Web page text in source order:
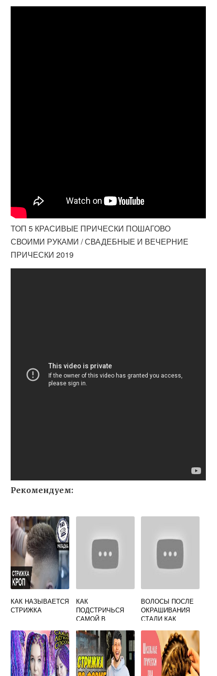
ТОП 5 КРАСИВЫЕ ПРИЧЕСКИ ПОШАГОВО
СВОИМИ РУКАМИ / СВАДЕБНЫЕ И ВЕЧЕРНИЕ
ПРИЧЕСКИ 2019
Рекомендуем:
КАК НАЗЫВАЕТСЯ
СТРИЖКА
КАК
ПОДСТРИЧЬСЯ
САМОЙ В
ВОЛОСЫ ПОСЛЕ
ОКРАШИВАНИЯ
СТАЛИ КАК
ДЕЛАТЬ